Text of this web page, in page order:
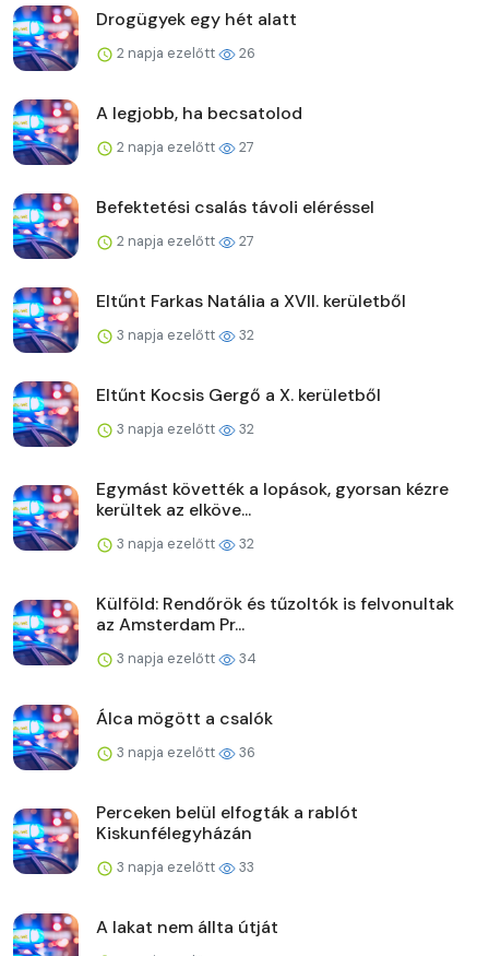
Drogügyek egy hét alatt
2 napja ezelőtt 26
A legjobb, ha becsatolod
2 napja ezelőtt 27
Befektetési csalás távoli eléréssel
2 napja ezelőtt 27
Eltűnt Farkas Natália a XVII. kerületből
3 napja ezelőtt 32
Eltűnt Kocsis Gergő a X. kerületből
3 napja ezelőtt 32
Egymást követték a lopások, gyorsan kézre
kerültek az elköve...
3 napja ezelőtt 32
Külföld: Rendőrök és tűzoltók is felvonultak
az Amsterdam Pr...
3 napja ezelőtt 34
Álca mögött a csalók
3 napja ezelőtt 36
Perceken belül elfogták a rablót
Kiskunfélegyházán
3 napja ezelőtt 33
A lakat nem állta útját